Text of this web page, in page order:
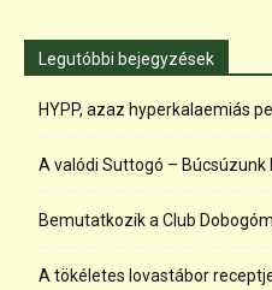
Legutóbbi bejegyzések
HYPP, azaz hyperkalaemiás
A valódi Suttogó – Búcsúzunk
Bemutatkozik a Club
A tökéletes lovastábor